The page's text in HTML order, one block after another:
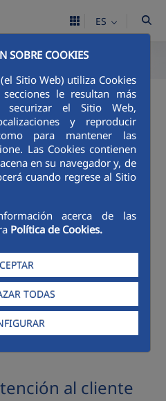
SOBRE COOKIES
Sitio Web) utiliza Cookies
le resultan más
securizar el Sitio Web,
y reproducir
para mantener las
Las Cookies contienen
en su navegador y, de
cuando regrese al Sitio
acerca de las
Política de Cookies.
TODAS
ES
en el
al cliente es un
S.A. con la sociedad.
ofrece un servicio con
de los usuarios.
de reclamaciones
en vigor de
decir,solo 5.9 de cada
una reclamación.
al cliente